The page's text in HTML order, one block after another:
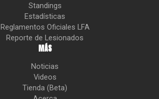
Standings
Estadísticas
Reglamentos Oficiales LFA
Reporte de Lesionados
MÁS
Noticias
Videos
Tienda (Beta)